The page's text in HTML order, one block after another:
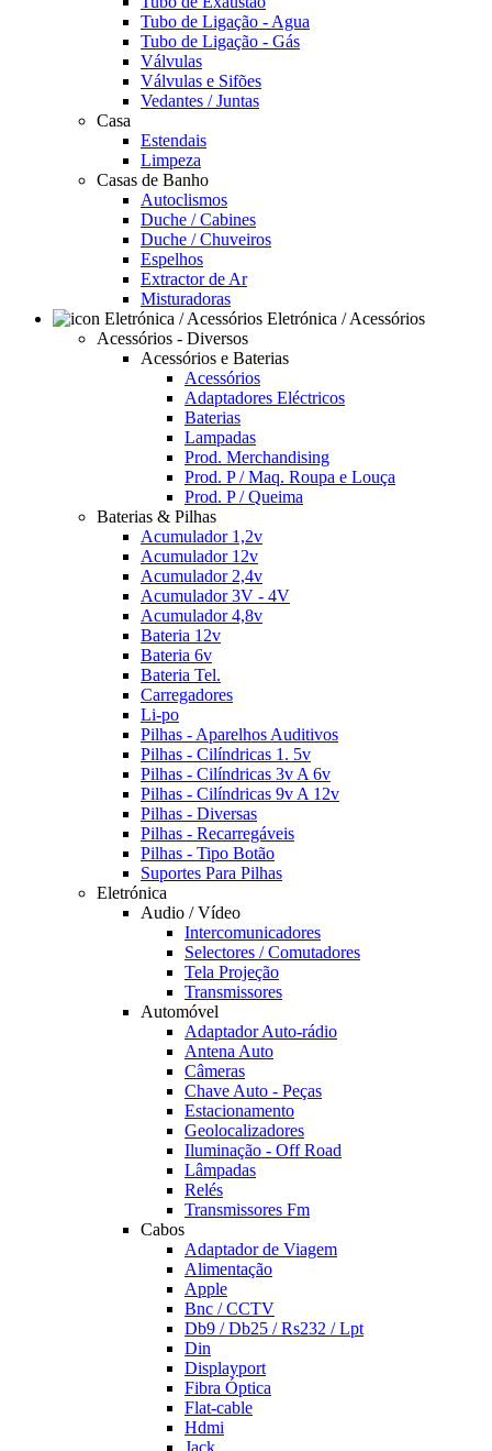
Tubo de Ligação - Agua
Tubo de Ligação - Gás
Válvulas
Válvulas e Sifões
Vedantes / Juntas
Casa
Estendais
Limpeza
Casas de Banho
Autoclismos
Duche / Cabines
Duche / Chuveiros
Espelhos
Extractor de Ar
Misturadoras
Eletrónica / Acessórios
Acessórios - Diversos
Acessórios e Baterias
Acessórios
Adaptadores Eléctricos
Baterias
Lampadas
Prod. Merchandising
Prod. P / Maq. Roupa e Louça
Prod. P / Queima
Baterias & Pilhas
Acumulador 1,2v
Acumulador 12v
Acumulador 2,4v
Acumulador 3V - 4V
Acumulador 4,8v
Bateria 12v
Bateria 6v
Bateria Tel.
Carregadores
Li-po
Pilhas - Aparelhos Auditivos
Pilhas - Cilíndricas 1. 5v
Pilhas - Cilíndricas 3v A 6v
Pilhas - Cilíndricas 9v A 12v
Pilhas - Diversas
Pilhas - Recarregáveis
Pilhas - Tipo Botão
Suportes Para Pilhas
Eletrónica
Audio / Vídeo
Intercomunicadores
Selectores / Comutadores
Tela Projeção
Transmissores
Automóvel
Adaptador Auto-rádio
Antena Auto
Câmeras
Chave Auto - Peças
Estacionamento
Geolocalizadores
Iluminação - Off Road
Lâmpadas
Relés
Transmissores Fm
Cabos
Adaptador de Viagem
Alimentação
Apple
Bnc / CCTV
Db9 / Db25 / Rs232 / Lpt
Din
Displayport
Fibra Óptica
Flat-cable
Hdmi
Jack